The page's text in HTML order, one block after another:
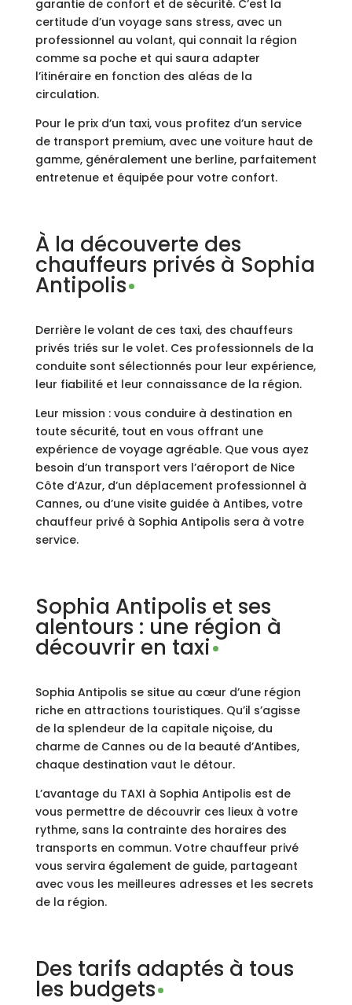
garantie de confort et de sécurité. C’est la
certitude d’un voyage sans stress, avec un
professionnel au volant, qui connait la région
comme sa poche et qui saura adapter
l’itinéraire en fonction des aléas de la
circulation.
Pour le prix d’un taxi, vous profitez d’un service
de transport premium, avec une voiture haut de
gamme, généralement une berline, parfaitement
entretenue et équipée pour votre confort.
À la découverte des
chauffeurs privés à Sophia
Antipolis
Derrière le volant de ces taxi, des chauffeurs
privés triés sur le volet. Ces professionnels de la
conduite sont sélectionnés pour leur expérience,
leur fiabilité et leur connaissance de la région.
Leur mission : vous conduire à destination en
toute sécurité, tout en vous offrant une
expérience de voyage agréable. Que vous ayez
besoin d’un transport vers l’aéroport de Nice
Côte d’Azur, d’un déplacement professionnel à
Cannes, ou d’une visite guidée à Antibes, votre
chauffeur privé à Sophia Antipolis sera à votre
service.
Sophia Antipolis et ses
alentours : une région à
découvrir en taxi
Sophia Antipolis se situe au cœur d’une région
riche en attractions touristiques. Qu’il s’agisse
de la splendeur de la capitale niçoise, du
charme de Cannes ou de la beauté d’Antibes,
chaque destination vaut le détour.
L’avantage du TAXI à Sophia Antipolis est de
vous permettre de découvrir ces lieux à votre
rythme, sans la contrainte des horaires des
transports en commun. Votre chauffeur privé
vous servira également de guide, partageant
avec vous les meilleures adresses et les secrets
de la région.
Des tarifs adaptés à tous
les budgets